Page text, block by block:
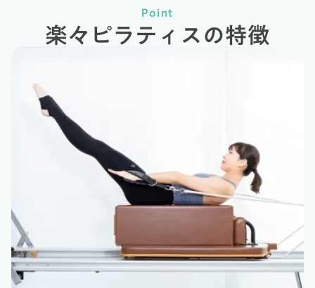
Point
楽々ピラティスの特徴